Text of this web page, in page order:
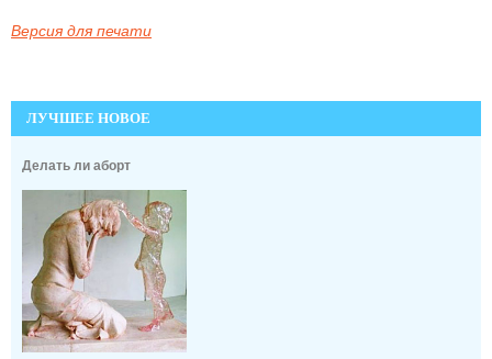
Версия для печати
ЛУЧШЕЕ НОВОЕ
Делать ли аборт